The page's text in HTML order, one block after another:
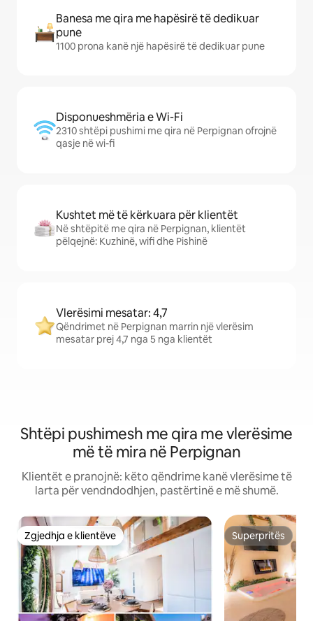
Banesa me qira me hapësirë të dedikuar
pune
1100 prona kanë një hapësirë të dedikuar pune
Disponueshmëria e Wi-Fi
2310 shtëpi pushimi me qira në Perpignan ofrojnë
qasje në wi-fi
Kushtet më të kërkuara për klientët
Në shtëpitë me qira në Perpignan, klientët
pëlqejnë: Kuzhinë, wifi dhe Pishinë
Vlerësimi mesatar: 4,7
Qëndrimet në Perpignan marrin një vlerësim
mesatar prej 4,7 nga 5 nga klientët
Shtëpi pushimesh me qira me vlerësime
më të mira në Perpignan
Klientët e pranojnë: këto qëndrime kanë vlerësime të
larta për vendndodhjen, pastërtinë e më shumë.
Zgjedhja e klientëve
Zgjedhja e klientëve Superpritës
Superpritës